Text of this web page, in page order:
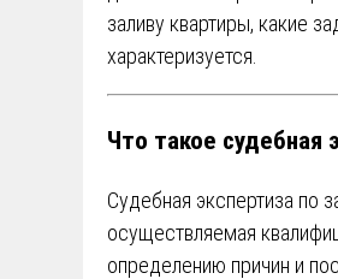
заливу квартиры, какие
характеризуется.
Что такое судебная
Судебная экспертиза по
осуществляемая
определению причин и